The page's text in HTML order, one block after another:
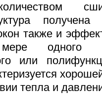
также и
одного
или
тепла и